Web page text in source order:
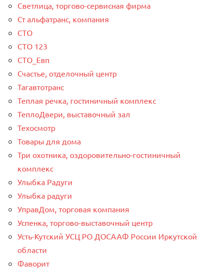
Светлица, торгово-сервисная фирма
Ст альфатранс, компания
СТО
СТО 123
СТО_Евп
Счастье, отделочный центр
Тагавтотранс
Теплая речка, гостиничный комплекс
ТеплоДвери, выставочный зал
Техосмотр
Товары для дома
Три охотника, оздоровительно-гостиничный
комплекс
Улыбка Радуги
Улыбка радуги
УправДом, торговая компания
Успенка, торгово-выставочный центр
Усть-Кутский УСЦ РО ДОСААФ России Иркутской
области
Фаворит